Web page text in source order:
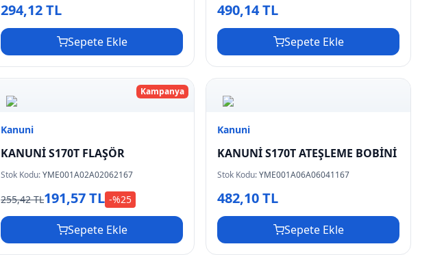
294,12 TL
Sepete Ekle
490,14 TL
Sepete Ekle
Kampanya
Kanuni
KANUNİ S170T FLAŞÖR
Stok Kodu:YME001A02A02062167
255,42 TL191,57 TL -%25
Sepete Ekle
Kanuni
KANUNİ S170T ATEŞLEME BOBİNİ
Stok Kodu:YME001A06A06041167
482,10 TL
Sepete Ekle